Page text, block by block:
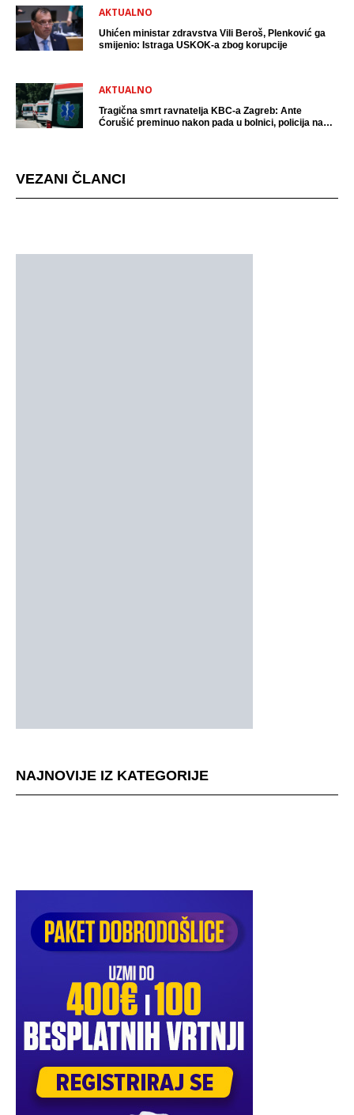
AKTUALNO
Uhićen ministar zdravstva Vili Beroš, Plenković ga
smijenio: Istraga USKOK-a zbog korupcije
AKTUALNO
Tragična smrt ravnatelja KBC-a Zagreb: Ante
Ćorušić preminuo nakon pada u bolnici, policija na
VEZANI ČLANCI
NAJNOVIJE IZ KATEGORIJE